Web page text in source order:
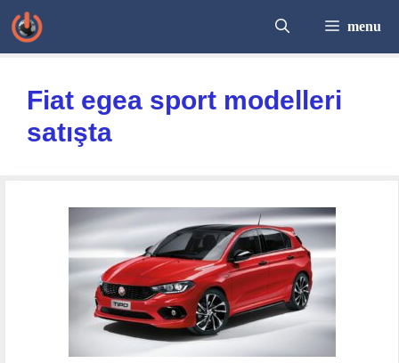
İçeriğe
atla
menu
Fiat egea sport modelleri
satışta